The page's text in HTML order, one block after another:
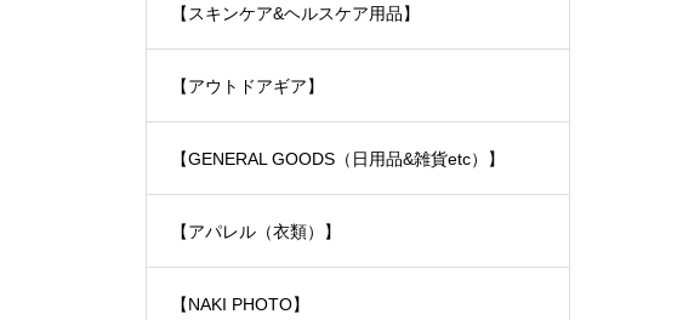
【スキンケア&ヘルスケア用品】
【アウトドアギア】
【GENERAL GOODS（日用品&雑貨etc）】
【アパレル（衣類）】
【NAKI PHOTO】